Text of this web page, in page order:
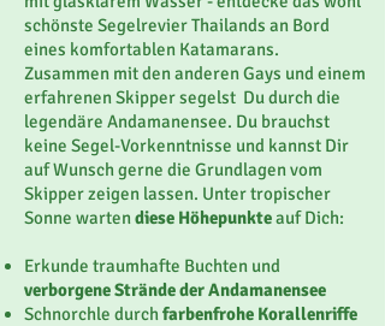
schönste Segelrevier Thailands an Bord
eines komfortablen Katamarans.
Zusammen mit den anderen Gays und einem
erfahrenen Skipper segelst Du durch die
legendäre Andamanensee. Du brauchst
keine Segel-Vorkenntnisse und kannst Dir
auf Wunsch gerne die Grundlagen vom
Skipper zeigen lassen. Unter tropischer
Sonne wartendiese Höhepunkteauf Dich:
Erkunde traumhafte Buchten und
verborgene Strände der Andamanensee
Schnorchle durchfarbenfrohe Korallenriffe